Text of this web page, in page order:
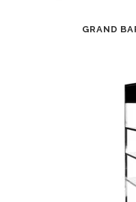
GRAND